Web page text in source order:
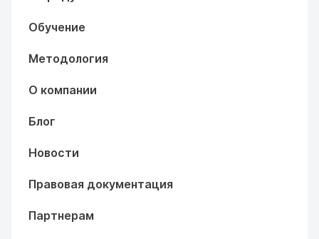
Обучение
Методология
О компании
Блог
Новости
Правовая документация
Партнерам